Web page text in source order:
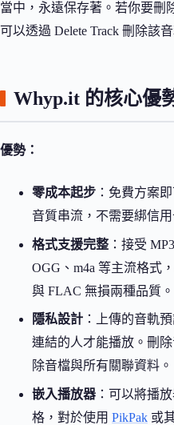
當中，永遠保存著。若你要刪
可以透過 Delete Track 刪除該音
Whyp.it 的核心優
優勢：
零成本起步 ：免費方案
音質串流，不需要綁信用
格式支援完整 ：接受
OGG、m4a 等主流格式
與 FLAC 無損兩種品質。
隱私設計 ：上傳的音軌
連結的人才能播放。刪
除音檔與所有關聯資料。
嵌入播放器 ：可以將播
格，對於使用 PikPak 或